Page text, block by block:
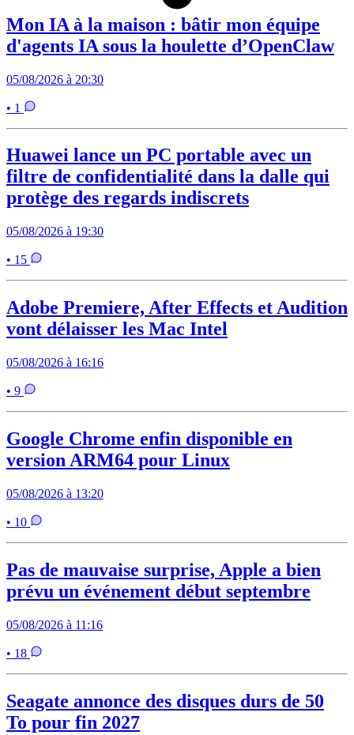
Mon IA à la maison : bâtir mon équipe
d'agents IA sous la houlette d’OpenClaw
05/08/2026 à 20:30
• 1
Huawei lance un PC portable avec un
filtre de confidentialité dans la dalle qui
protège des regards indiscrets
05/08/2026 à 19:30
• 15
Adobe Premiere, After Effects et Audition
vont délaisser les Mac Intel
05/08/2026 à 16:16
• 9
Google Chrome enfin disponible en
version ARM64 pour Linux
05/08/2026 à 13:20
• 10
Pas de mauvaise surprise, Apple a bien
prévu un événement début septembre
05/08/2026 à 11:16
• 18
Seagate annonce des disques durs de 50
To pour fin 2027